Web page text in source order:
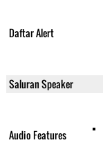
Daftar Alert
Saluran Speaker
Audio Features